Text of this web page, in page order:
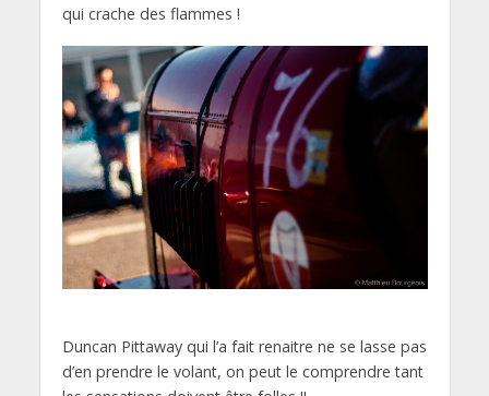
qui crache des flammes !
Duncan Pittaway qui l’a fait renaitre ne se lasse pas
d’en prendre le volant, on peut le comprendre tant